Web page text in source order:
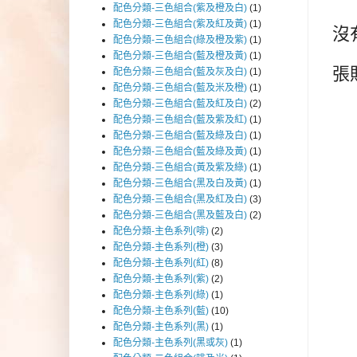
沒
張
配色分類-三色組合(紫及橙及白) (1)
配色分類-三色組合(紫及紅及黃) (1)
配色分類-三色組合(綠及橙及紫) (1)
配色分類-三色組合(藍及橙及黃) (1)
配色分類-三色組合(藍及灰及白) (1)
配色分類-三色組合(藍及米及橙) (1)
配色分類-三色組合(藍及紅及白) (2)
配色分類-三色組合(藍及紫及紅) (1)
配色分類-三色組合(藍及綠及白) (1)
配色分類-三色組合(藍及綠及黃) (1)
配色分類-三色組合(黃及紫及綠) (1)
配色分類-三色組合(黑及白及黃) (1)
配色分類-三色組合(黑及紅及白) (3)
配色分類-三色組合(黑及藍及白) (2)
配色分類-主色系列(啡) (2)
配色分類-主色系列(橙) (3)
配色分類-主色系列(紅) (8)
配色分類-主色系列(紫) (2)
配色分類-主色系列(綠) (1)
配色分類-主色系列(藍) (10)
配色分類-主色系列(黑) (1)
配色分類-主色系列(黑或灰) (1)